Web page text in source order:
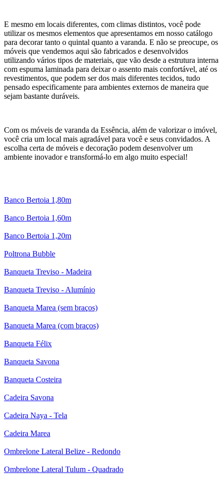
E mesmo em locais diferentes, com climas distintos, você pode
utilizar os mesmos elementos que apresentamos em nosso catálogo
para decorar tanto o quintal quanto a varanda. E não se preocupe, os
móveis que vendemos aqui são fabricados e desenvolvidos
utilizando vários tipos de materiais, que vão desde a estrutura interna
com espuma laminada para deixar o assento mais confortável, até os
revestimentos, que podem ser dos mais diferentes tecidos, tudo
pensado especificamente para ambientes externos de maneira que
sejam bastante duráveis.
Com os móveis de varanda da Essência, além de valorizar o imóvel,
você cria um local mais agradável para você e seus convidados. A
escolha certa de móveis e decoração podem desenvolver um
ambiente inovador e transformá-lo em algo muito especial!
Banco Bertoia 1,80m
Banco Bertoia 1,60m
Banco Bertoia 1,20m
Poltrona Bubble
Banqueta Treviso - Madeira
Banqueta Treviso - Alumínio
Banqueta Marea (sem braços)
Banqueta Marea (com braços)
Banqueta Félix
Banqueta Savona
Banqueta Costeira
Cadeira Savona
Cadeira Naya - Tela
Cadeira Marea
Ombrelone Lateral Belize - Redondo
Ombrelone Lateral Tulum - Quadrado